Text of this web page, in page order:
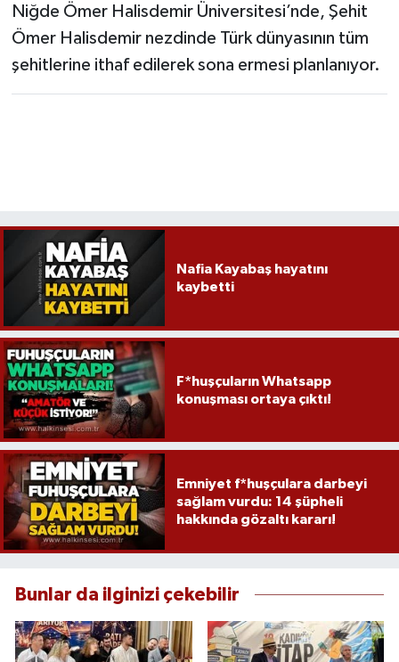
Niğde Ömer Halisdemir Üniversitesi’nde, Şehit
Ömer Halisdemir nezdinde Türk dünyasının tüm
şehitlerine ithaf edilerek sona ermesi planlanıyor.
Nafia Kayabaş hayatını
kaybetti
F*huşçuların Whatsapp
konuşması ortaya çıktı!
Emniyet f*huşçulara darbeyi
sağlam vurdu: 14 şüpheli
hakkında gözaltı kararı!
Bunlar da ilginizi çekebilir